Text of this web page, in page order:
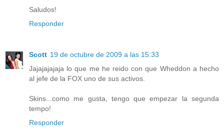
Saludos!
Responder
Scott 19 de octubre de 2009 a las 15:33
Jajajajajaja lo que me he reido con que Wheddon a hecho
al jefe de la FOX uno de sus activos.
Skins...como me gusta, tengo que empezar la segunda
tempo!
Responder